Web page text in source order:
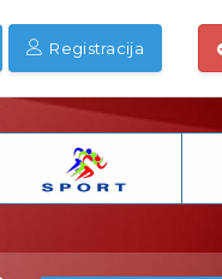
Registracija